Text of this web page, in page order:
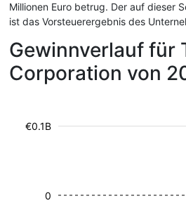
Millionen Euro betrug. Der auf dieser
ist das Vorsteuerergebnis des
Gewinnverlauf für
Corporation von
€0.1B
0